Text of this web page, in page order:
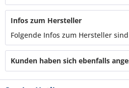
Infos zum Hersteller
Folgende Infos zum Hersteller
Kunden haben sich ebenfalls